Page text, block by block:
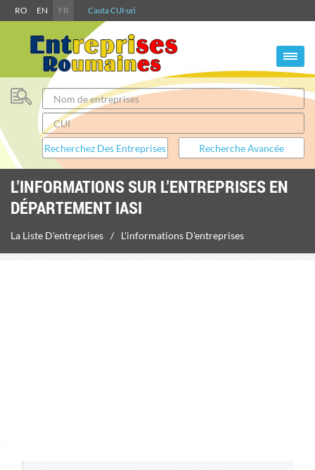
RO EN FR Cauta CUI-uri
L'INFORMATIONS SUR L'ENTREPRISES EN
DÉPARTEMENT IASI
La Liste D'entreprises L'informations D'entreprises